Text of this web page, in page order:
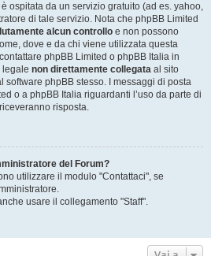
ospitata da un servizio gratuito (ad es. yahoo,
di tale servizio. Nota che phpBB Limited
alcun controllo e non possono
dove e da chi viene utilizzata questa
phpBB Limited o phpBB Italia in
legale non direttamente collegata al sito
software phpBB stesso. I messaggi di posta
o a phpBB Italia riguardanti l’uso da parte di
risposta.
del Forum?
utilizzare il modulo "Contattaci", se
usare il collegamento "Staff".